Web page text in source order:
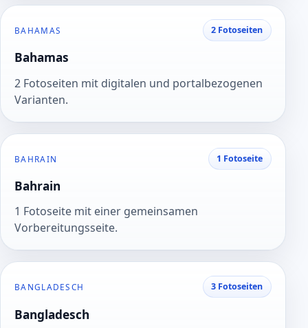
BAHAMAS 2 Fotoseiten
Bahamas
2 Fotoseiten mit digitalen und portalbezogenen
Varianten.
BAHRAIN 1 Fotoseite
Bahrain
1 Fotoseite mit einer gemeinsamen
Vorbereitungsseite.
BANGLADESCH 3 Fotoseiten
Bangladesch